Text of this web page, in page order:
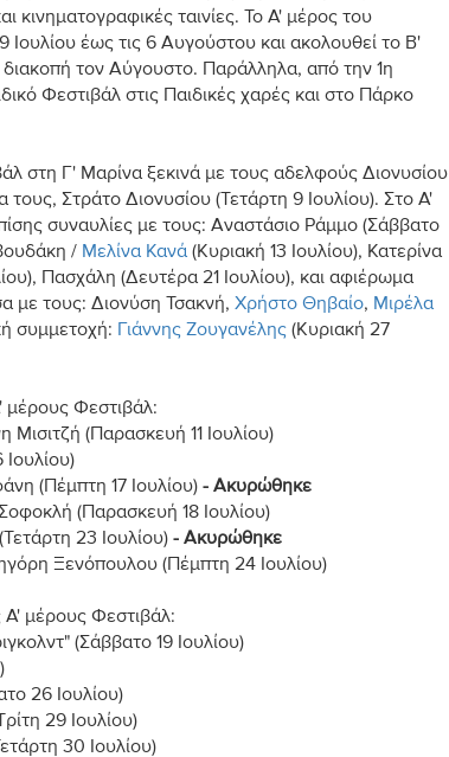
κινηματογραφικές ταινίες. Το Α' μέρος του
Ιουλίου έως τις 6 Αυγούστου και ακολουθεί το Β'
διακοπή τον Αύγουστο. Παράλληλα, από την 1η
Φεστιβάλ στις Παιδικές χαρές και στο Πάρκο
στη Γ' Μαρίνα ξεκινά με τους αδελφούς Διονυσίου
τους, Στράτο Διονυσίου (Τετάρτη 9 Ιουλίου). Στο Α'
συναυλίες με τους: Αναστάσιο Ράμμο (Σάββατο
/ Μελίνα Κανά (Κυριακή 13 Ιουλίου), Κατερίνα
Πασχάλη (Δευτέρα 21 Ιουλίου), και αφιέρωμα
με τους: Διονύση Τσακνή, Χρήστο Θηβαίο, Μιρέλα
συμμετοχή: Γιάννης Ζουγανέλης (Κυριακή 27
μέρους Φεστιβάλ:
(Παρασκευή 11 Ιουλίου)
(Πέμπτη 17 Ιουλίου) - Ακυρώθηκε
(Παρασκευή 18 Ιουλίου)
23 Ιουλίου) - Ακυρώθηκε
Ξενόπουλου (Πέμπτη 24 Ιουλίου)
Α' μέρους Φεστιβάλ:
(Σάββατο 19 Ιουλίου)
26 Ιουλίου)
29 Ιουλίου)
30 Ιουλίου)